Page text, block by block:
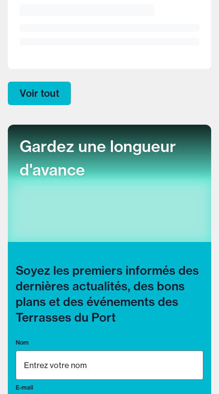
Voir tout
Gardez une longueur
d'avance
Soyez les premiers informés des
dernières actualités, des bons
plans et des événements des
Terrasses du Port
Nom
E-mail